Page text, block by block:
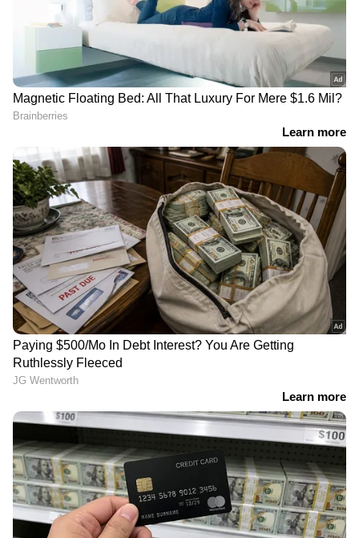
രണ്ട്...
നിങ്ങളില്‍ കാണുന്ന വിളര്‍ച്ച ചിലപ്പോള്‍
വിറ്റാമിന്‍ സിയുടെ കുറവിനെയാകാം സൂചന
നല്‍കുന്നത്. വിറ്റാമിൻ സി ഇരുമ്പ് ആഗിരണം
ചെയ്യാൻ ശരീരത്തെ സഹായിക്കും. ഇത്
അനീമിയയെ തടയാന്‍ ഗുണം ചെയ്യും.
മൂന്ന്...
RECOMMENDED STORIES
കരളിന്റെ ആരോഗ്യം
മെച്ചപ്പെടുത്തുന്നതിന്
ദിവസവും ഡയറ്റിൽ
ഉൾപ്പെടുത്തേണ്ട 4 ഔഷധ
ചായകൾ
കരളിന്റെ ആരോഗ്യത്തിന്
ഗ്രീൻ ടീ മികച്ചതോ?
പ്രധാനമായും
അറിയേണ്ടത്
ഗർഭകാലത്ത് സ്ത്രീകൾ
നിർബന്ധമായും
കഴിക്കേണ്ട 7 പഴങ്ങൾ
സ്തനാർബുദ സാധ്യത
കുറയ്ക്കാൻ
സഹായിക്കുന്ന 5 പ്രധാന
ഭക്ഷണങ്ങൾ
LATEST VIDEOS